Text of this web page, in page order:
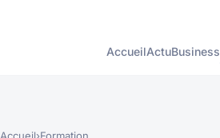
AccueilActuBusiness